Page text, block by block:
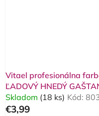
Vitael profesionálna
ĽADOVÝ HNEDÝ
Skladom (18 ks) Kód:
€3,99